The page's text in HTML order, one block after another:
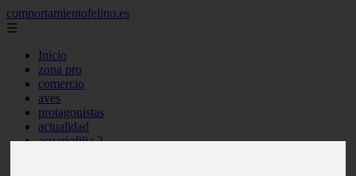
comportamientofelino.es
☰
Inicio
zona pro
comercio
aves
protagonistas
actualidad
acuariofilia 2